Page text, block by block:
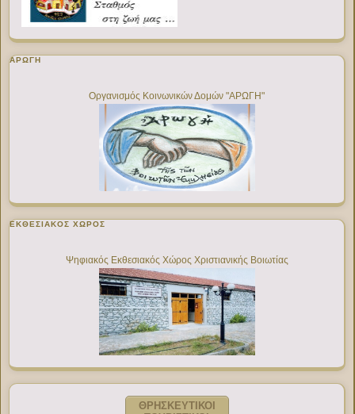
ΑΡΩΓΗ
Οργανισμός Κοινωνικών Δομών "ΑΡΩΓΗ"
ΕΚΘΕΣΙΑΚΌΣ ΧΏΡΟΣ
Ψηφιακός Εκθεσιακός Χώρος Χριστιανικής Βοιωτίας
ΘΡΗΣΚΕΥΤΙΚΟΙ